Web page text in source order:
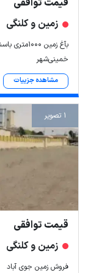
قیمت توافقی
زمین و کلنگی
بآغ زمین ۱۰۰۰متری باسند تک برگ
خمینی‌شهر
مشاهده جزییات
1 تصویر
قیمت توافقی
زمین و کلنگی
فروش زمین جوی آباد